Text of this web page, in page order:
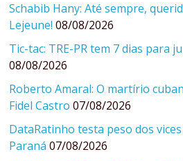
Schabib Hany: Até sempre,
Lejeune! 08/08/2026
Tic-tac: TRE-PR tem 7 dias para
08/08/2026
Roberto Amaral: O martírio
Fidel Castro 07/08/2026
DataRatinho testa peso dos
Paraná 07/08/2026